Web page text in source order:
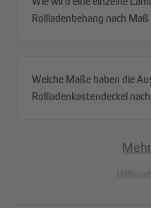
Rollladenbehang nach
Welche Maße haben die
Rollladenkastendeckel